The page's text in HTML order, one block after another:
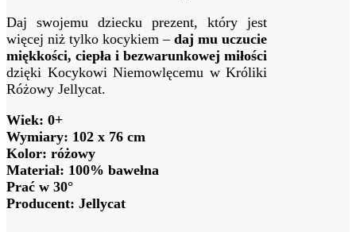
Daj swojemu dziecku prezent, który jest
więcej niż tylko kocykiem –daj mu uczucie
miękkości, ciepła i bezwarunkowej miłości
dzięki Kocykowi Niemowlęcemu w Króliki
Różowy Jellycat.
Wiek: 0+
Wymiary: 102 x 76 cm
Kolor: różowy
Materiał: 100% bawełna
Prać w 30°
Producent: Jellycat